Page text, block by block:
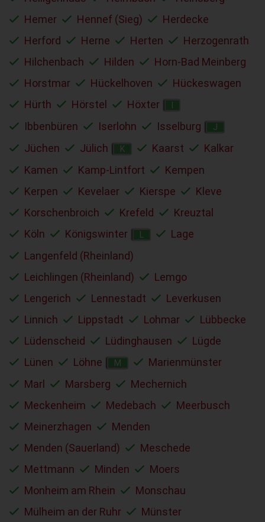
Hemer
Hennef (Sieg)
Herdecke
Herford
Herne Herten
Herzogenrath
Hilchenbach
Hilden
Horn-Bad Meinberg
Horstmar
Hückelhoven
Hückeswagen
Hürth
Hörstel Höxter
Ibbenbüren Iserlohn Isselburg J
Jüchen Jülich K Kaarst
Kalkar
Kamen
Kamp-Lintfort
Kempen
Kerpen
Kevelaer Kierspe
Kleve
Korschenbroich
Krefeld
Kreuztal
Köln
Königswinter
Lage
Langenfeld (Rheinland)
Leichlingen (Rheinland)
Lemgo
Lengerich
Lennestadt
Leverkusen
Linnich
Lippstadt Lohmar
Lübbecke
Lüdenscheid
Lüdinghausen
Lügde
Lünen
Löhne M
Marienmünster
Marl
Marsberg
Mechernich
Meckenheim
Medebach
Meerbusch
Meinerzhagen
Menden
Menden (Sauerland)
Meschede
Mettmann
Minden
Moers
Monheim am Rhein
Monschau
Mülheim an der Ruhr
Münster